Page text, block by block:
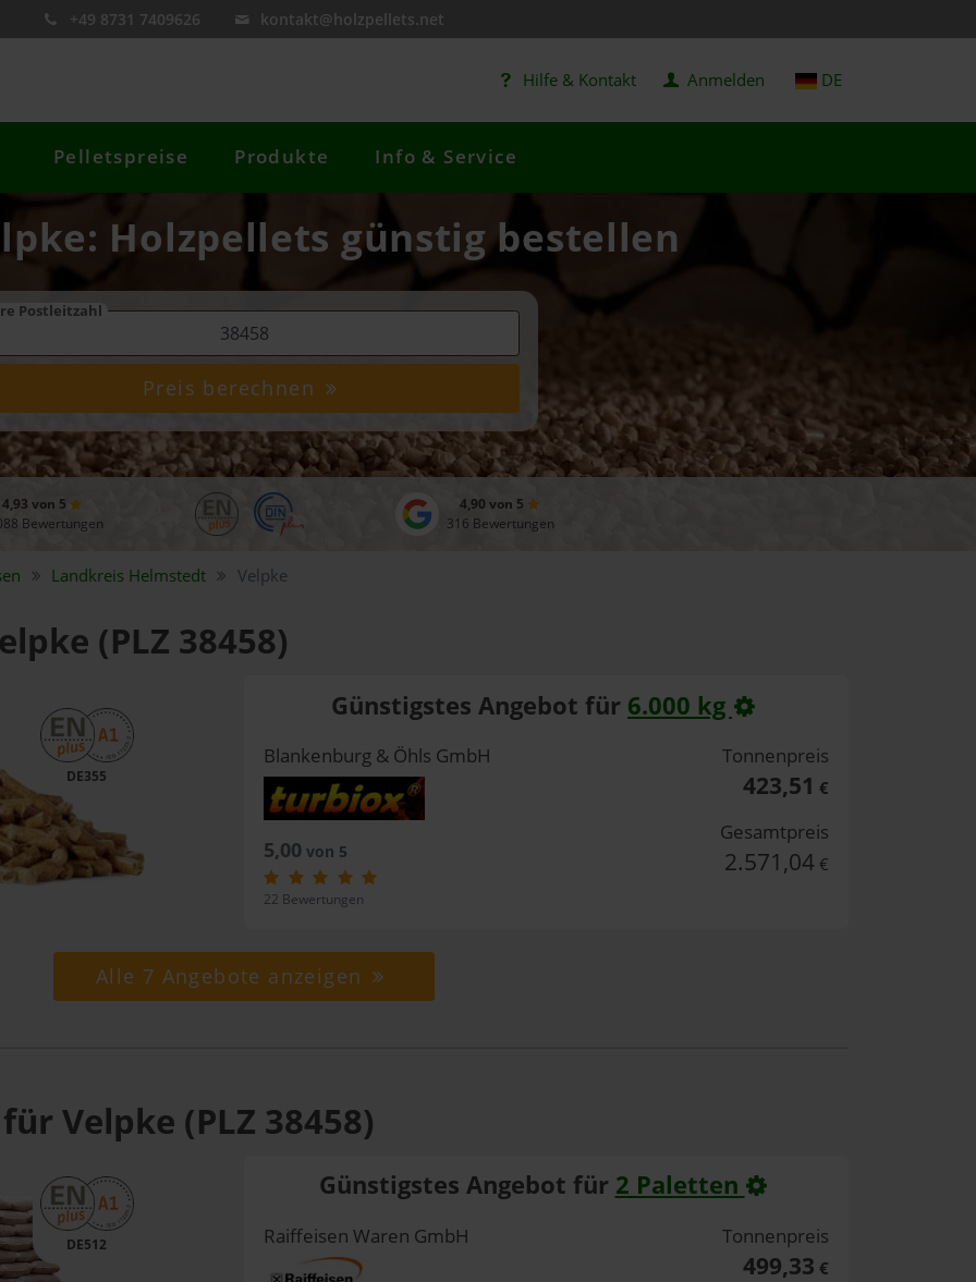
+49 8731 7409626 kontakt@holzpellets.net
Hilfe & Kontakt Anmelden DE
Pelletspreise Produkte Info & Service
Holzpellets günstig bestellen
Postleitzahl
Preis berechnen
4,93 von 5
Bewertungen
4,90 von 5
316 Bewertungen
Landkreis Helmstedt Velpke
(PLZ 38458)
DE355
Günstigstes Angebot für 6.000 kg
Blankenburg & Öhls GmbH
5,00 von 5
22 Bewertungen
Tonnenpreis
423,51 €
Gesamtpreis
2.571,04 €
Alle 7 Angebote anzeigen
Velpke (PLZ 38458)
DE512
Günstigstes Angebot für 2 Paletten
Raiffeisen Waren GmbH Tonnenpreis
499,33 €